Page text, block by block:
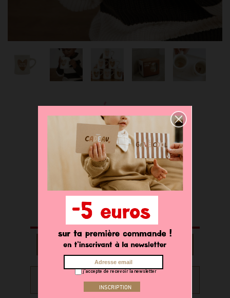
MUG CÉRAMIQUE
SUPER PARRAIN -19,90 €
Lire l'avis
Déclinaisons disponibles
AJOUTER AU PANIER
Recevez 20 points sur votre compte fidélité en achetant
ce produit
j'accepte de recevoir la newsletter